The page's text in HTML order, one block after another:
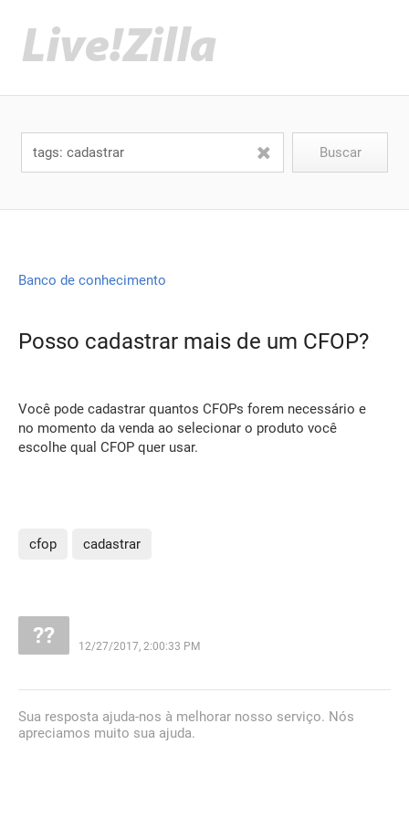
Banco de conhecimento
Posso cadastrar mais de um CFOP?
Você pode cadastrar quantos CFOPs forem necessário e
no momento da venda ao selecionar o produto você
escolhe qual CFOP quer usar.
cfop cadastrar
12/27/2017, 2:00:33 PM
Sua resposta ajuda-nos à melhorar nosso serviço. Nós
apreciamos muito sua ajuda.